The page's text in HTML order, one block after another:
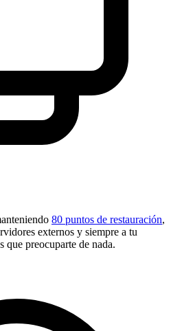
80 puntos de restauración,
externos y siempre a tu
que preocuparte de nada.